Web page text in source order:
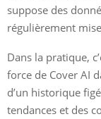
suppose des
régulièrement
Dans la pratique,
force de Cover AI
d’un historique
tendances et des